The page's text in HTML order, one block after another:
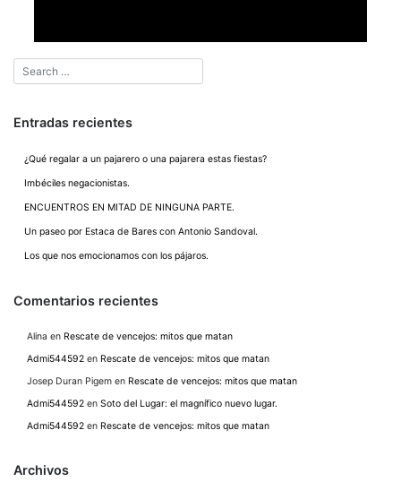
Entradas recientes
¿Qué regalar a un pajarero o una pajarera estas fiestas?
Imbéciles negacionistas.
ENCUENTROS EN MITAD DE NINGUNA PARTE.
Un paseo por Estaca de Bares con Antonio Sandoval.
Los que nos emocionamos con los pájaros.
Comentarios recientes
Alina en Rescate de vencejos: mitos que matan
Admi544592 en Rescate de vencejos: mitos que matan
Josep Duran Pigem en Rescate de vencejos: mitos que matan
Admi544592 en Soto del Lugar: el magnífico nuevo lugar.
Admi544592 en Rescate de vencejos: mitos que matan
Archivos